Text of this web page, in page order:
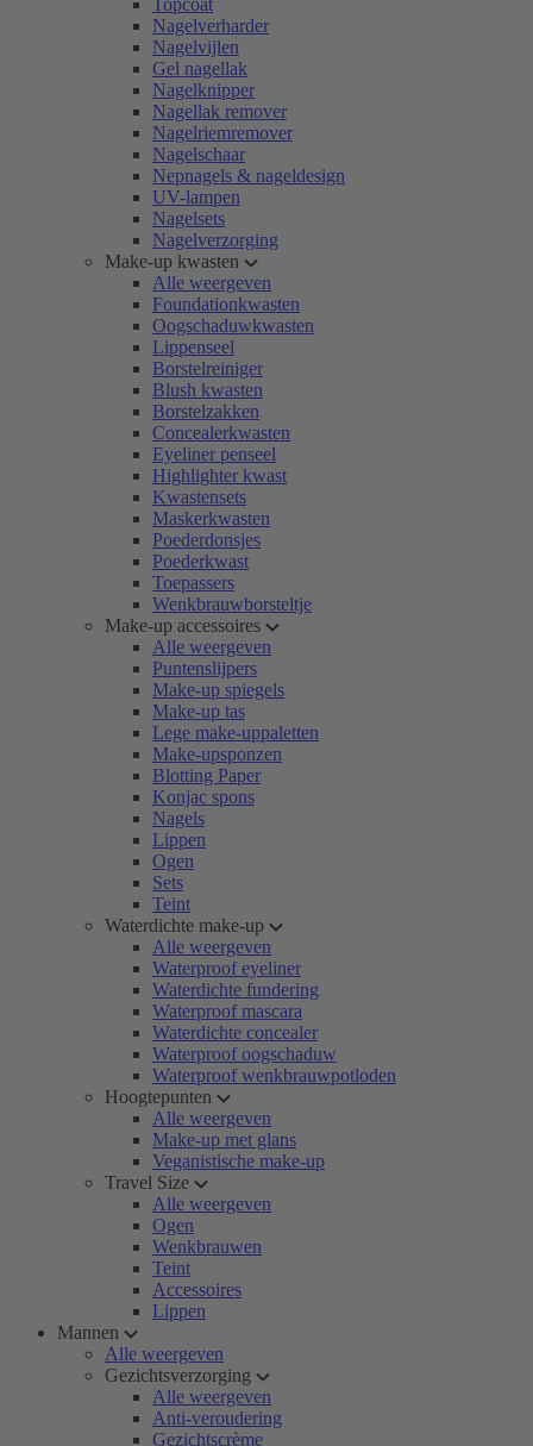
Topcoat
Nagelverharder
Nagelvijlen
Gel nagellak
Nagelknipper
Nagellak remover
Nagelriemremover
Nagelschaar
Nepnagels & nageldesign
UV-lampen
Nagelsets
Nagelverzorging
Make-up kwasten
Alle weergeven
Foundationkwasten
Oogschaduwkwasten
Lippenseel
Borstelreiniger
Blush kwasten
Borstelzakken
Concealerkwasten
Eyeliner penseel
Highlighter kwast
Kwastensets
Maskerkwasten
Poederdonsjes
Poederkwast
Toepassers
Wenkbrauwborsteltje
Make-up accessoires
Alle weergeven
Puntenslijpers
Make-up spiegels
Make-up tas
Lege make-uppaletten
Make-upsponzen
Blotting Paper
Konjac spons
Nagels
Lippen
Ogen
Sets
Teint
Waterdichte make-up
Alle weergeven
Waterproof eyeliner
Waterdichte fundering
Waterproof mascara
Waterdichte concealer
Waterproof oogschaduw
Waterproof wenkbrauwpotloden
Hoogtepunten
Alle weergeven
Make-up met glans
Veganistische make-up
Travel Size
Alle weergeven
Ogen
Wenkbrauwen
Teint
Accessoires
Lippen
Mannen
Alle weergeven
Gezichtsverzorging
Alle weergeven
Anti-veroudering
Gezichtscrème